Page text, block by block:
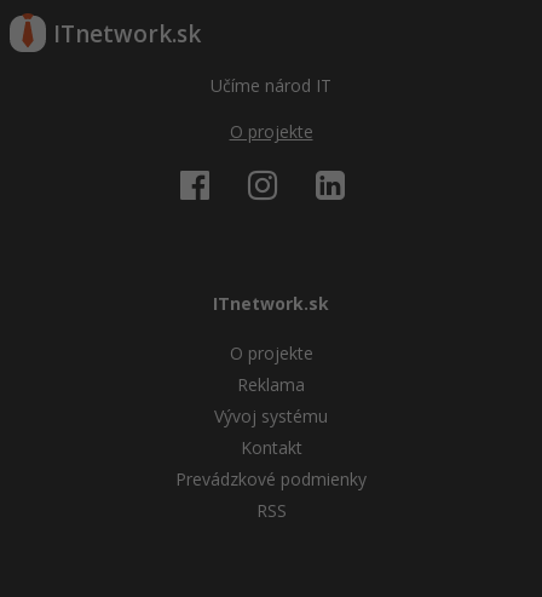
ITnetwork.sk
Učíme národ IT
O projekte
ITnetwork.sk
O projekte
Reklama
Vývoj systému
Kontakt
Prevádzkové podmienky
RSS